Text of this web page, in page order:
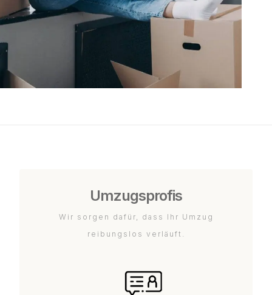
Umzugsprofis
Wir sorgen dafür, dass Ihr Umzug
reibungslos verläuft.